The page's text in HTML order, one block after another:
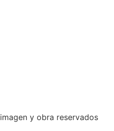
y obra reservados